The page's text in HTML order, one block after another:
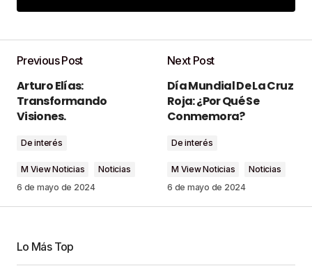
Add a comment
publicada.
Los campos obligatorios están
marcados con
Comment
Previous Post
Arturo Elías:
Transformando
Visiones.
De interés
M View Noticias
Noticias
6 de mayo de 2024
Next Post
Día Mundial De La Cruz
Roja: ¿Por Qué Se
Conmemora?
De interés
M View Noticias
Noticias
6 de mayo de 2024
Lo Más Top